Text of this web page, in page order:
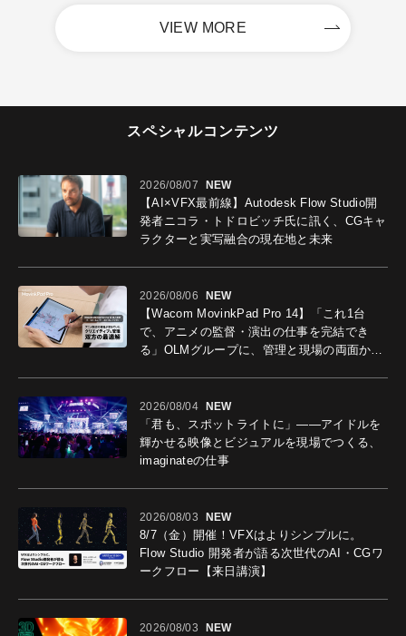
VIEW MORE
スペシャルコンテンツ
2026/08/07 NEW
【AI×VFX最前線】Autodesk Flow Studio開
発者ニコラ・トドロビッチ氏に訊く、CGキャ
ラクターと実写融合の現在地と未来
2026/08/06 NEW
【Wacom MovinkPad Pro 14】「これ1台
で、アニメの監督・演出の仕事を完結でき
る」OLMグループに、管理と現場の両面から
2026/08/04 NEW
「君も、スポットライトに」――アイドルを
輝かせる映像とビジュアルを現場でつくる、
imaginateの仕事
2026/08/03 NEW
8/7（金）開催！VFXはよりシンプルに。
Flow Studio 開発者が語る次世代のAI・CGワ
ークフロー【来日講演】
2026/08/03 NEW